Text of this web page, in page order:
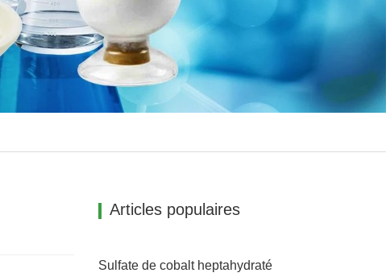
Articles populaires
Sulfate de cobalt heptahydraté